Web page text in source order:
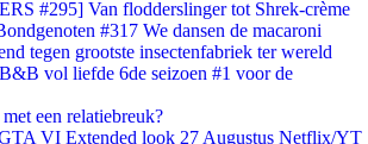
#295] Van flodderslinger tot Shrek-crème
#317 We dansen de macaroni
tegen grootste insectenfabriek ter wereld
vol liefde 6de seizoen #1 voor de
een relatiebreuk?
VI Extended look 27 Augustus Netflix/YT